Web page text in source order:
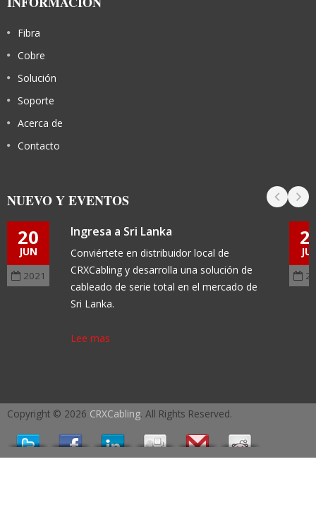
Fibra
Cobre
Solución
Soporte
Acerca de
Contacto
NUEVO Y EVENTOS
20
JUN
2021
Ingresa a Sri Lanka
Conviértete en distribuidor local de
CRXCabling y desarrolla una solución de
cableado de serie total en el mercado de
Sri Lanka.
Lee mas
Copyright © 2026 CRXCabling. All Rights Reserved.